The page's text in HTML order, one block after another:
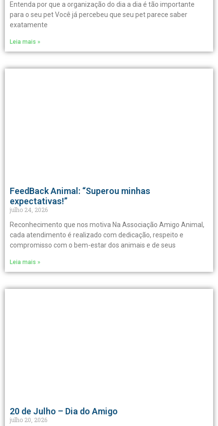
Entenda por que a organização do dia a dia é tão importante
para o seu pet Você já percebeu que seu pet parece saber
exatamente
Leia mais »
FeedBack Animal: “Superou minhas
expectativas!”
julho 24, 2026
Reconhecimento que nos motiva Na Associação Amigo Animal,
cada atendimento é realizado com dedicação, respeito e
compromisso com o bem-estar dos animais e de seus
Leia mais »
20 de Julho – Dia do Amigo
julho 20, 2026